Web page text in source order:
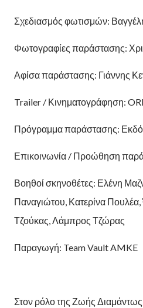
Σχεδιασμός φωτισμών:
Φωτογραφίες παράστασης:
Αφίσα παράστασης: Γιάννης
Trailer / Κινηματογράφηση:
Πρόγραμμα παράστασης:
Επικοινωνία / Προώθηση
Βοηθοί σκηνοθέτες: Ελένη
Παναγιώτου, Κατερίνα
Τζούκας, Λάμπρος Τζώρας
Παραγωγή: Team Vault AMKE
Στον ρόλο της Ζωής